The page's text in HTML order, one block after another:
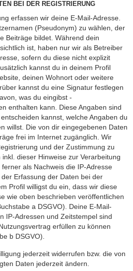
BEI DER REGISTRIERUNG
erfassen wir deine E-Mail-Adresse.
(Pseudonym) zu wählen, der
Beiträge bildet. Während dein
ist, haben nur wir als Betreiber
sofern du diese nicht explizit
kannst du in deinem Profil
deinen Wohnort oder weitere
kannst du eine Signatur festlegen
was du eingibst -
enthalten kann. Diese Angaben sind
kannst, welche Angaben du
willst. Die von dir eingegebenen Daten
frei im Internet zugänglich. Wir
und der Zustimmung zu
dieser Hinweise zur Verarbeitung
als Nachweis die IP-Adresse
Erfassung der Daten bei der
Profil willigst du ein, dass wir diese
wie oben beschrieben veröffentlichen
a DSGVO). Deine E-Mail-
IP-Adressen und Zeitstempel sind
erfüllen zu können
b DSGVO).
jederzeit widerrufen bzw. die von
Daten jederzeit ändern.